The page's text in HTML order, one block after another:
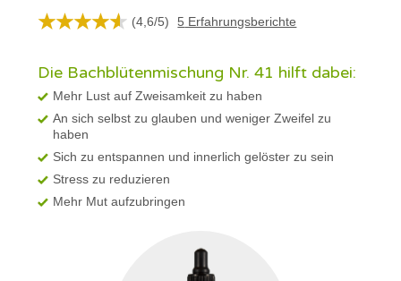
(4,6/5) 5 Erfahrungsberichte
Die Bachblütenmischung Nr. 41 hilft dabei:
Mehr Lust auf Zweisamkeit zu haben
An sich selbst zu glauben und weniger Zweifel zu
haben
Sich zu entspannen und innerlich gelöster zu sein
Stress zu reduzieren
Mehr Mut aufzubringen